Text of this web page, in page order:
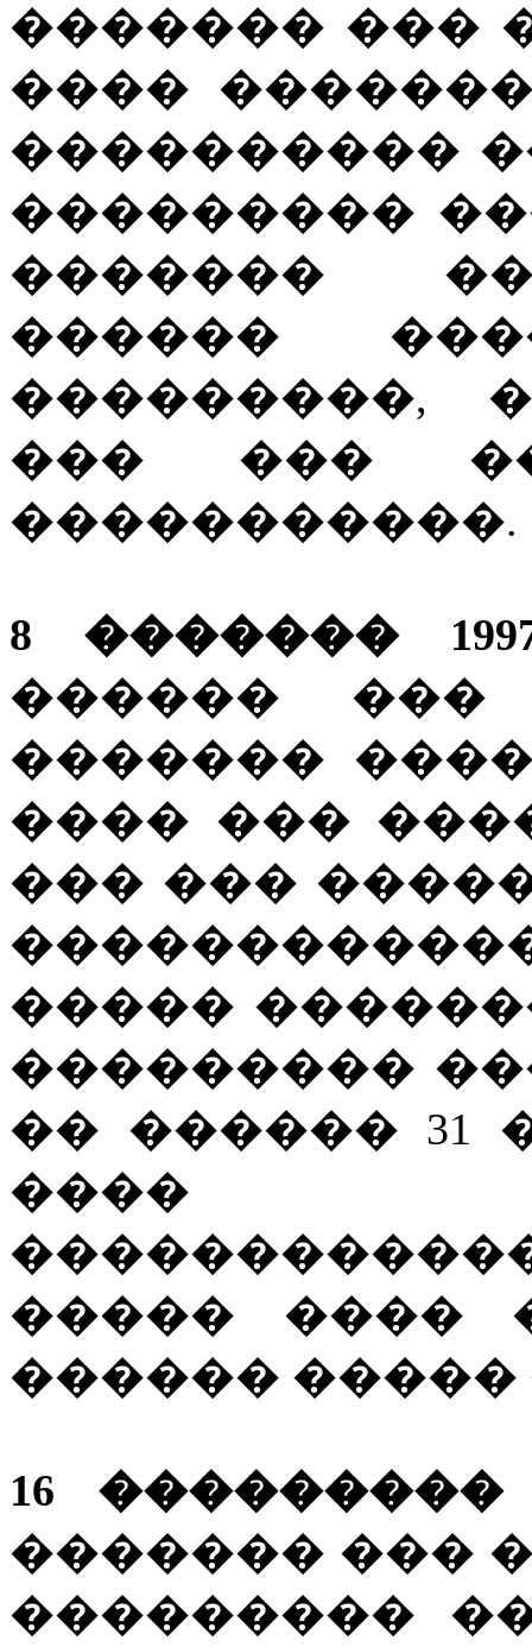
������� ���
����
����������
���������
�������
������
���������,
��� ���
�����������.
8 �������
������
�������
���� ���
��� ���
�����
���������
�� ������ 31
����
����� ����
������ �����
16 ���������
������� ���
���������